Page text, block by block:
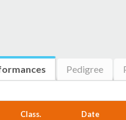
Pedigree
Class. Date